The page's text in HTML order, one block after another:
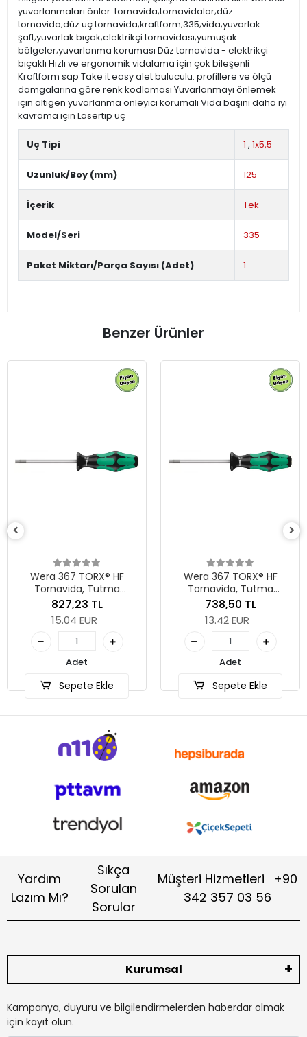
yuvarlanmaları önler. tornavida;tornavidalar;düz
tornavida;düz uç tornavida;kraftform;335;vida;yuvarlak
şaft;yuvarlak bıçak;elektrikçi tornavidası;yumuşak
bölgeler;yuvarlanma koruması Düz tornavida - elektrikçi
bıçaklı Hızlı ve ergonomik vidalama için çok bileşenli
Kraftform sap Take it easy alet buluculu: profillere ve ölçü
damgalarına göre renk kodlaması Yuvarlanmayı önlemek
için altıgen yuvarlanma önleyici korumalı Vida başını daha iyi
kavrama için Lasertip uç
Uç Tipi 1 , 1x5,5
Uzunluk/Boy (mm) 125
İçerik Tek
Model/Seri 335
Paket Miktarı/Parça Sayısı (Adet) 1
Benzer Ürünler
Wera 367 TORX® HF
Tornavida, Tutma
Fonksiyonlu, TX 30 x 115
mm
738,50 TL
13.42 EUR
Adet
Sepete Ekle
Tornavida, Tutma
11.53 EUR
Adet
Sepete Ekle
Yardım
Lazım Mı?
Sıkça
Sorulan
Sorular
Müşteri Hizmetleri
+90
342 357 03 56
Kurumsal
Kampanya, duyuru ve bilgilendirmelerden haberdar olmak
için kayıt olun.